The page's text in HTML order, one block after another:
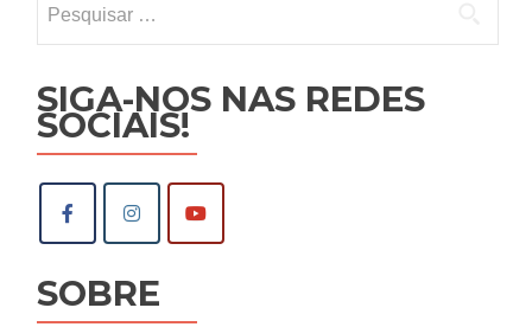
por:
SIGA-NOS NAS REDES
SOCIAIS!
SOBRE